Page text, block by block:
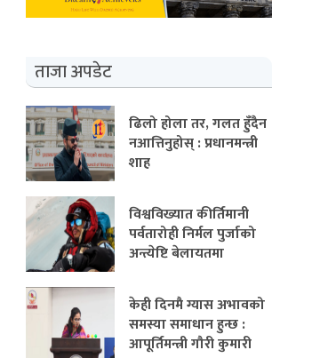
ताजा अपडेट
ढिलो होला तर, गलत हुँदैन
नआत्तिनुहोस् : प्रधानमन्त्री
शाह
विश्वविख्यात कीर्तिमानी
पर्वतारोही निर्मल पुर्जाको
अन्त्येष्टि बेलायतमा
केही दिनमै ग्यास अभावको
समस्या समाधान हुन्छ :
आपूर्तिमन्त्री गौरी कुमारी